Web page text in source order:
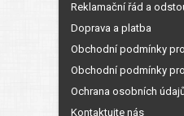
Reklamační řád a
Doprava a platba
Obchodní podmínky
Obchodní podmínky
Ochrana osobních
Kontaktujte nás